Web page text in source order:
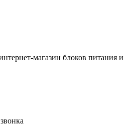
магазин блоков питания и